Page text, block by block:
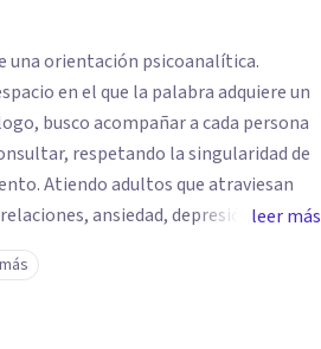
una orientación psicoanalítica.
en el que la palabra adquiere un
respetando la singularidad de
Atiendo adultos que atraviesan
ansiedad, depresión, duelos
con una formación continua,
Psicoanalítica, fortaleciendo mi
leer más